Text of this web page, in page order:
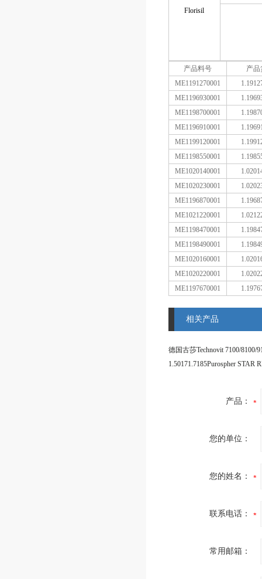
Florisil
产品料号
产
ME1191270001
ME1196930001
ME1198700001
ME1196910001
ME1199120001
ME1198550001
ME1020140001
ME1020230001
ME1196870001
ME1021220001
ME1198470001
ME1198490001
ME1020160001
ME1020220001
ME1197670001
相关产品
德国古莎Technovit 7100/8100/
产品：
您的单位：
您的姓名：
联系电话：
常用邮箱：